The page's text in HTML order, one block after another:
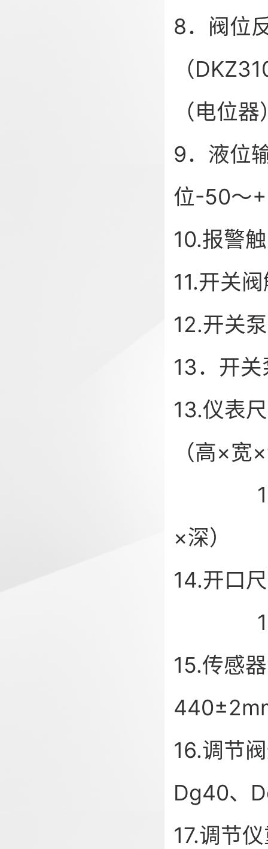
8．阀位
（
（电位
9．液位
位-50～
10.报警
11.开关
12.开关
13．开
13.仪表
（高×宽
×深）
14.开口
15.传感
16.调节
Dg40、
17.调节